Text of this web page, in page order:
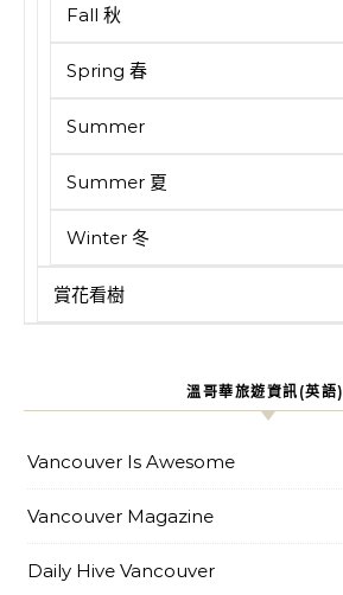
Fall 秋
Spring 春
Summer
Summer 夏
Winter 冬
賞花看樹
溫哥華旅遊資訊(英語)
Vancouver Is Awesome
Vancouver Magazine
Daily Hive Vancouver